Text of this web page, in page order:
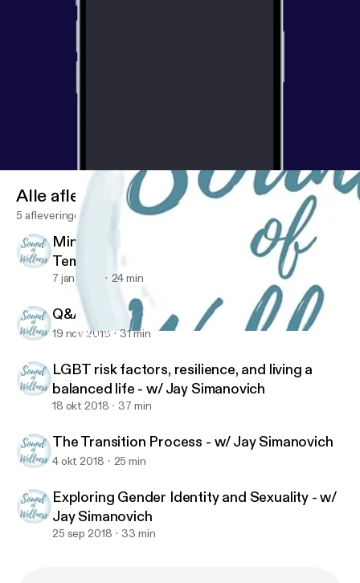
Mind, Body, and Spirit w/ Kathryn Templeton: Ayurveda, Yoga
Alle afleveringen
5 afleveringen
Mind, Body, and Spirit w/ Kathryn
Templeton: Ayurveda, Yoga Therapy, EMDR,
and Energy Healing
7 jan 2019 24 min
Q&A - w/ Jay Simanovich
19 nov 2018 31 min
LGBT risk factors, resilience, and living a
balanced life - w/ Jay Simanovich
18 okt 2018 37 min
The Transition Process - w/ Jay Simanovich
4 okt 2018 25 min
Exploring Gender Identity and Sexuality - w/
Jay Simanovich
25 sep 2018 33 min